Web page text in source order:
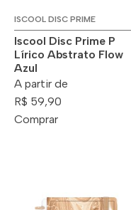
ISCOOL DISC PRIME
Iscool Disc Prime P
Lírico Abstrato Flow
Azul
A partir de
R$ 59,90
Comprar